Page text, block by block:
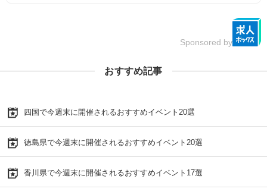
Sponsored by
おすすめ記事
四国で今週末に開催されるおすすめイベント20選
徳島県で今週末に開催されるおすすめイベント20選
香川県で今週末に開催されるおすすめイベント17選